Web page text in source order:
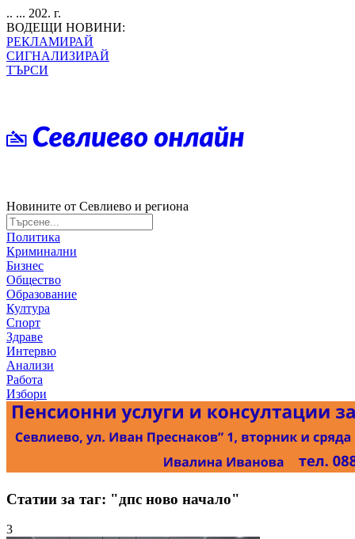
.. ... 202. г.
ВОДЕЩИ НОВИНИ:
РЕКЛАМИРАЙ
СИГНАЛИЗИРАЙ
ТЪРСИ
Новините от Севлиево и региона
Политика
Криминални
Бизнес
Общество
Образование
Култура
Спорт
Здраве
Интервю
Анализи
Работа
Избори
Статии за таг: "дпс ново начало"
3